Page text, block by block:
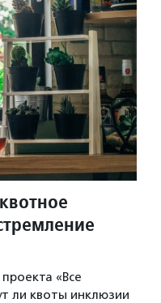
«Все
ли квоты инклюзии